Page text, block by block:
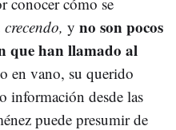
crecendo, y no son pocos
que han llamado al
en vano, su querido
información desde las
puede presumir de